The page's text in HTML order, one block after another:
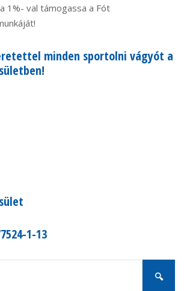
1%- val támogassa a Fót
minden sportolni vágyót a
1-13